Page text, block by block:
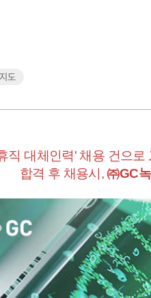
지도
직 대체인력' 채용 건으로
합격 후 채용시,㈜GC